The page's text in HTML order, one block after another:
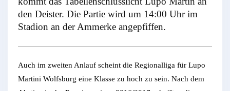
den Deister. Die Partie wird um 14:00 Uhr im
Stadion an der Ammerke angepfiffen.
Auch im zweiten Anlauf scheint die Regionalliga für Lupo
Martini Wolfsburg eine Klasse zu hoch zu sein. Nach dem